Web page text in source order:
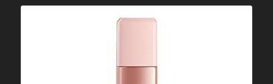
€26,84.